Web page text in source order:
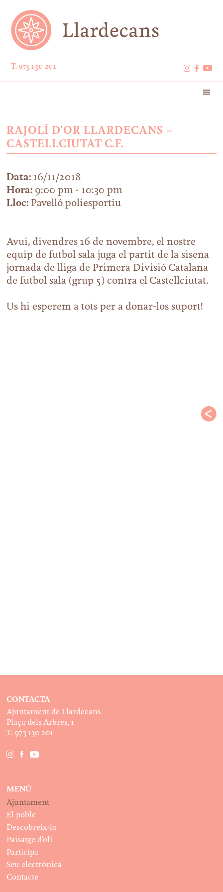
T. 973 130 201
RAJOLÍ D’OR LLARDECANS –
CASTELLCIUTAT C.F.
Data: 16/11/2018
Hora: 9:00 pm - 10:30 pm
Lloc: Pavelló poliesportiu
Avui, divendres 16 de novembre, el nostre
equip de futbol sala juga el partit de la sisena
jornada de lliga de Primera Divisió Catalana
de futbol sala (grup 5) contra el Castellciutat.
Us hi esperem a tots per a donar-los suport!
CONTACTA
Ajuntament de Llardecans
Plaça dels Arbres, 1
T. 973 130 201
MENÚ
Ajuntament
El poble
Descobreix-lo
Paisatge d’oli
Participa
Seu electrònica
Contacte